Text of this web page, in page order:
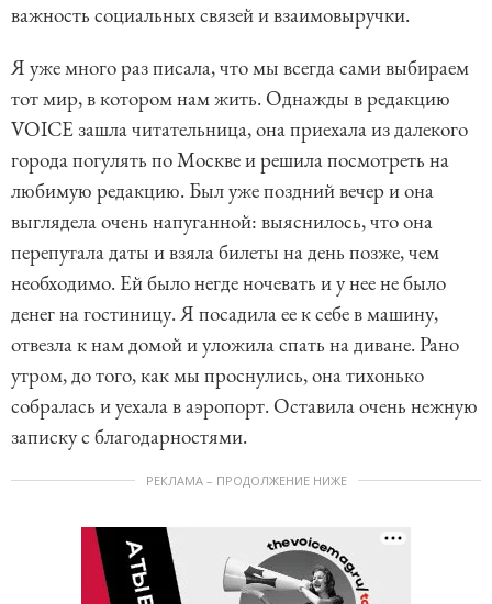
важность социальных связей и взаимовыручки.
Я уже много раз писала, что мы всегда сами выбираем
тот мир, в котором нам жить. Однажды в редакцию
VOICE зашла читательница, она приехала из далекого
города погулять по Москве и решила посмотреть на
любимую редакцию. Был уже поздний вечер и она
выглядела очень напуганной: выяснилось, что она
перепутала даты и взяла билеты на день позже, чем
необходимо. Ей было негде ночевать и у нее не было
денег на гостиницу. Я посадила ее к себе в машину,
отвезла к нам домой и уложила спать на диване. Рано
утром, до того, как мы проснулись, она тихонько
собралась и уехала в аэропорт. Оставила очень нежную
записку с благодарностями.
РЕКЛАМА – ПРОДОЛЖЕНИЕ НИЖЕ